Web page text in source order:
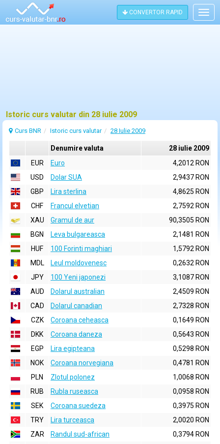
CONVERTOR RAPID
Istoric curs valutar din 28 iulie 2009
Curs BNR Istoric curs valutar 28 Iulie 2009
Denumire valuta
28 iulie 2009
EUR
Euro
4,2012 RON
USD
Dolar SUA
2,9437 RON
GBP
Lira sterlina
4,8625 RON
CHF
Francul elvetian
2,7592 RON
XAU
Gramul de aur
90,3505 RON
BGN
Leva bulgareasca
2,1481 RON
HUF
100 Forinti maghiari
1,5792 RON
MDL
Leul moldovenesc
0,2632 RON
JPY
100 Yeni japonezi
3,1087 RON
AUD
Dolarul australian
2,4509 RON
CAD
Dolarul canadian
2,7328 RON
CZK
Coroana ceheasca
0,1649 RON
DKK
Coroana daneza
0,5643 RON
EGP
Lira egipteana
0,5298 RON
NOK
Coroana norvegiana
0,4781 RON
PLN
Zlotul polonez
1,0068 RON
RUB
Rubla ruseasca
0,0958 RON
SEK
Coroana suedeza
0,3975 RON
TRY
Lira turceasca
2,0020 RON
ZAR
Randul sud-african
0,3794 RON